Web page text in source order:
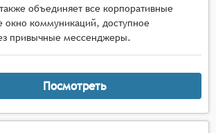
объединяет все корпоративные
окно коммуникаций, доступное
привычные мессенджеры.
Посмотреть